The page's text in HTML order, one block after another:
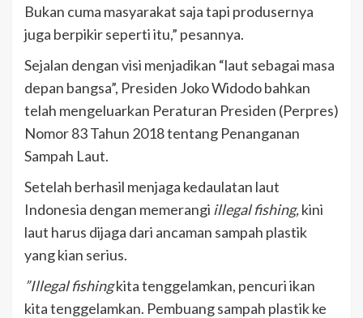
Bukan cuma masyarakat saja tapi produsernya
juga berpikir seperti itu,” pesannya.
Sejalan dengan visi menjadikan “laut sebagai masa
depan bangsa”, Presiden Joko Widodo bahkan
telah mengeluarkan Peraturan Presiden (Perpres)
Nomor 83 Tahun 2018 tentang Penanganan
Sampah Laut.
Setelah berhasil menjaga kedaulatan laut
Indonesia dengan memerangi illegal fishing,kini
laut harus dijaga dari ancaman sampah plastik
yang kian serius.
”Illegal fishingkita tenggelamkan, pencuri ikan
kita tenggelamkan. Pembuang sampah plastik ke